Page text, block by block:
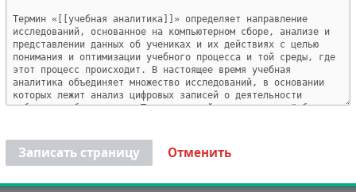
Записать страницу Отменить